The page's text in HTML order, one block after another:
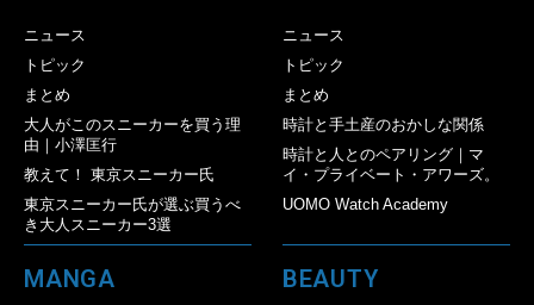
ニュース
トピック
まとめ
大人がこのスニーカーを買う理
由｜小澤匡行
教えて！ 東京スニーカー氏
東京スニーカー氏が選ぶ買うべ
き大人スニーカー3選
ニュース
トピック
まとめ
時計と手土産のおかしな関係
時計と人とのペアリング｜マ
イ・プライベート・アワーズ。
UOMO Watch Academy
MANGA BEAUTY